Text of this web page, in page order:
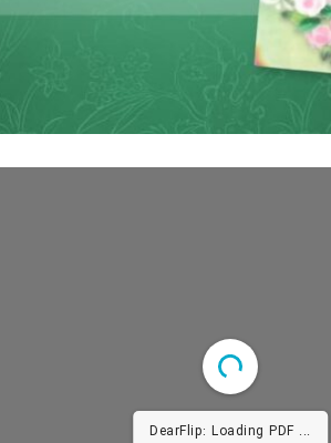
DearFlip: Loading PDF ...